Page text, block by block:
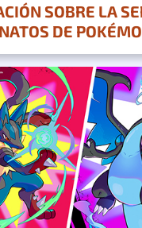
SOBRE LA
DE